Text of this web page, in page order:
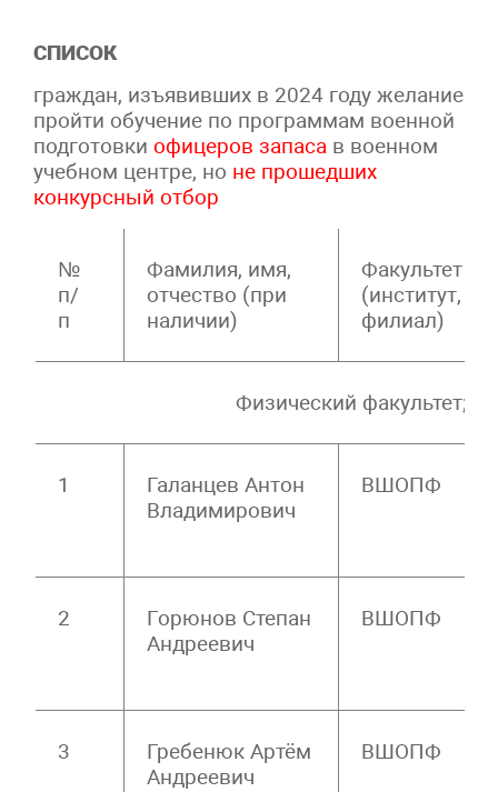
СПИСОК
граждан, изъявивших в 2024 году желание
пройти обучение по программам военной
подготовки офицеров запаса в военном
учебном центре, но не прошедших
конкурсный отбор
№
п/
п
Фамилия, имя,
отчество (при
наличии)
Факультет
(институт,
Физический факультет;
1
Галанцев Антон
Владимирович
ВШОПФ
2
Горюнов Степан
Андреевич
ВШОПФ
3
Гребенюк Артём
Андреевич
ВШОПФ